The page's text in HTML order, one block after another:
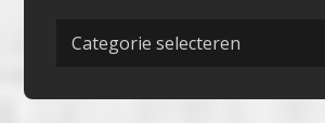
Meer